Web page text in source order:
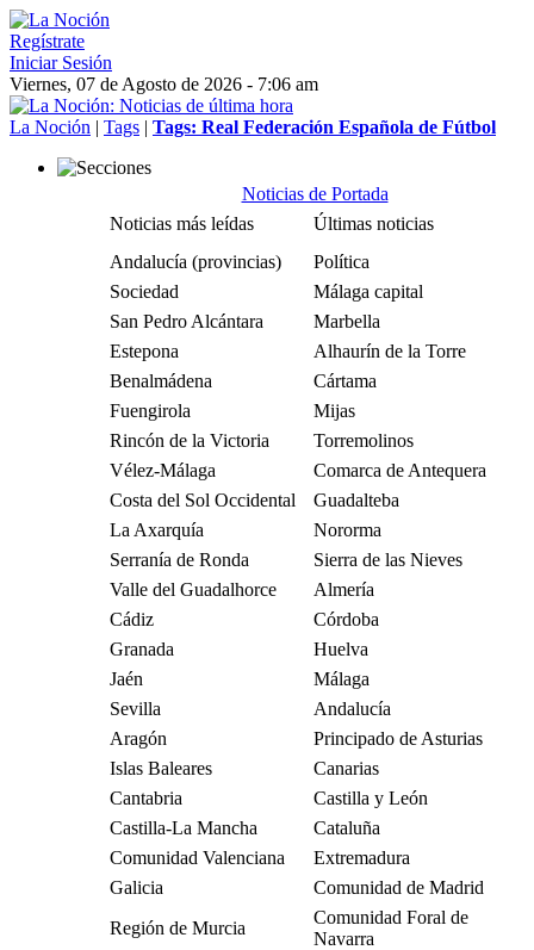
Regístrate
Iniciar Sesión
Viernes, 07 de Agosto de 2026 - 7:06 am
La Noción | Tags | Tags: Real Federación Española de Fútbol
Noticias de Portada
Noticias más leídas
Últimas noticias
Andalucía (provincias)
Política
Sociedad
Málaga capital
San Pedro Alcántara
Marbella
Estepona
Alhaurín de la Torre
Benalmádena
Cártama
Fuengirola
Mijas
Rincón de la Victoria
Torremolinos
Vélez-Málaga
Comarca de Antequera
Costa del Sol Occidental
Guadalteba
La Axarquía
Nororma
Serranía de Ronda
Sierra de las Nieves
Valle del Guadalhorce
Almería
Cádiz
Córdoba
Granada
Huelva
Jaén
Málaga
Sevilla
Andalucía
Aragón
Principado de Asturias
Islas Baleares
Canarias
Cantabria
Castilla y León
Castilla-La Mancha
Cataluña
Comunidad Valenciana
Extremadura
Galicia
Comunidad de Madrid
Región de Murcia
Comunidad Foral de
Navarra